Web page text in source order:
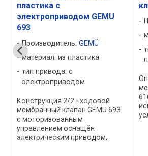
пластика с
электроприводом GEMU
693
Производитель: GEMÜ
материал: из пластика
тип привода: с
электроприводом
Конструкция 2/2 - ходовой
мембранный клапан GEMÜ 693
с моторизованным
управлением оснащён
электрическим приводом,